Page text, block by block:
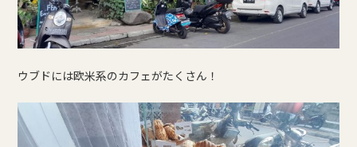
ウブドには欧米系のカフェがたくさん！